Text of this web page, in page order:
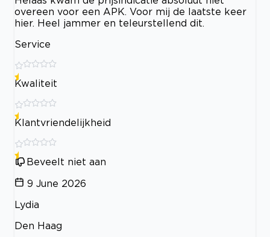
overeen voor een APK. Voor mij de laatste keer
hier. Heel jammer en teleurstellend dit.
Service
Kwaliteit
Klantvriendelijkheid
Beveelt niet aan
9 June 2026
Lydia
Den Haag